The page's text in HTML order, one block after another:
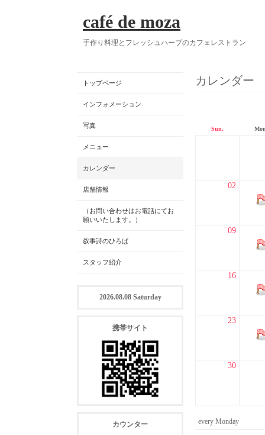
café de moza
手作り料理とフレッシュハーブのカフェレストラン
カレンダー
Sun.
02
09
16
23
30
every Monday
トップページ
インフォメーション
写真
メニュー
カレンダー
店舗情報
（お問い合わせはお電話にてお
願いいたします。）
叙事詩のひろば
スタッフ紹介
2026.08.08 Saturday
携帯サイト
カウンター